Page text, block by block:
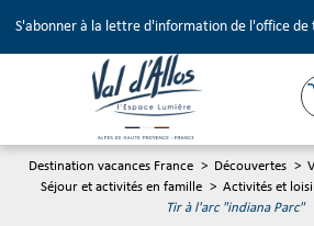
S'abonner à la lettre d'information de l'office de
Destination vacances France > Découvertes >
Séjour et activités en famille > Activités et
Tir à l'arc "indiana Parc"